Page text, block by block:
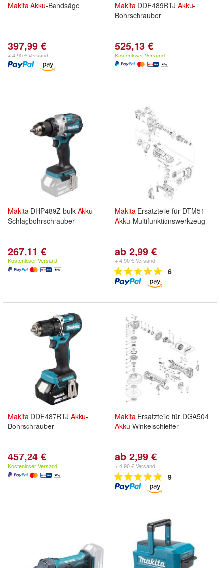
Makita Akku-Bandsäge
397,99 €
+ 4,90 € Versand
Makita DDF489RTJ Akku-
Bohrschrauber
525,13 €
Kostenloser Versand
Makita DHP489Z bulk Akku-
Schlagbohrschrauber
267,11 €
Kostenloser Versand
Makita Ersatzteile für DTM51
Akku-Multifunktionswerkzeug
ab 2,99 €
+ 4,90 € Versand
6
Makita DDF487RTJ Akku-
Bohrschrauber
457,24 €
Kostenloser Versand
Makita Ersatzteile für DGA504
Akku Winkelschleifer
ab 2,99 €
+ 4,90 € Versand
9